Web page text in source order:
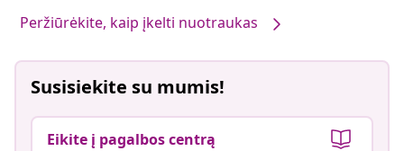
Peržiūrėkite, kaip įkelti nuotraukas
Susisiekite su mumis!
Eikite į pagalbos centrą